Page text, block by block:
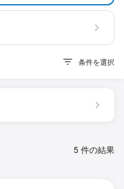
条件を選択
5 件の結果